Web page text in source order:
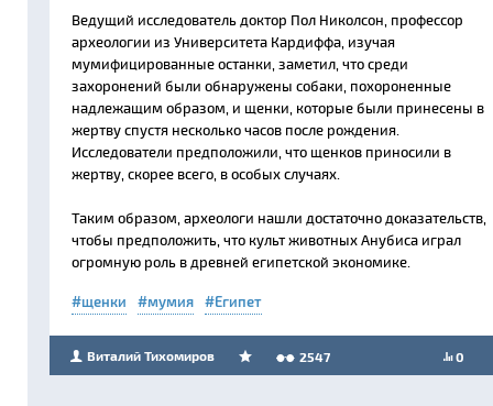
Ведущий исследователь доктор Пол Николсон, профессор
археологии из Университета Кардиффа, изучая
мумифицированные останки, заметил, что среди
захоронений были обнаружены собаки, похороненные
надлежащим образом, и щенки, которые были принесены в
жертву спустя несколько часов после рождения.
Исследователи предположили, что щенков приносили в
жертву, скорее всего, в особых случаях.
Таким образом, археологи нашли достаточно доказательств,
чтобы предположить, что культ животных Анубиса играл
огромную роль в древней египетской экономике.
щенки мумия Египет
Виталий Тихомиров 0
2547